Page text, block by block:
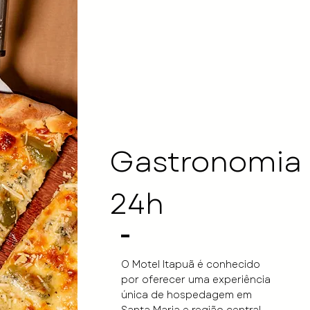
Gastronomia
24h
O Motel Itapuã é conhecido
por oferecer uma experiência
única de hospedagem em